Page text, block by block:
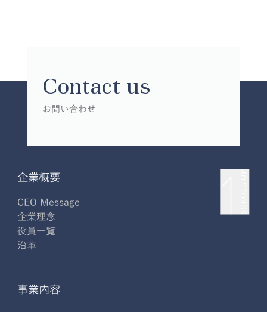
Contact us
お問い合わせ
企業概要
CEO Message
企業理念
役員一覧
沿革
事業内容